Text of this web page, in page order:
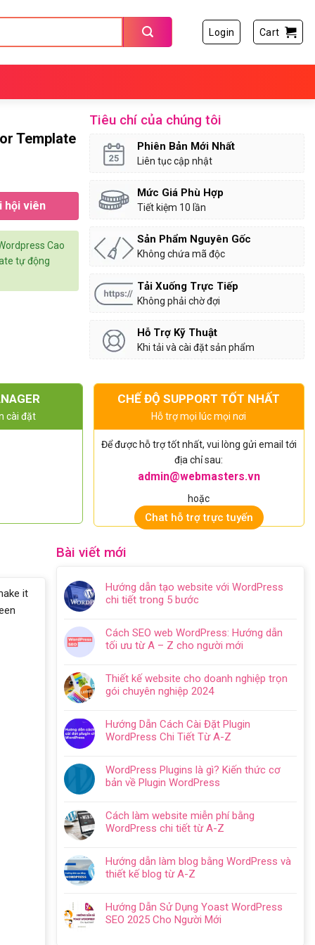
Login Cart
Template
hội viên
Cao
tự động
Tiêu chí của chúng tôi
Phiên Bản Mới Nhất
Liên tục cập nhật
Mức Giá Phù Hợp
Tiết kiệm 10 lần
Sản Phẩm Nguyên Gốc
Không chứa mã độc
Tải Xuống Trực Tiếp
Không phải chờ đợi
Hỗ Trợ Kỹ Thuật
Khi tải và cài đặt sản phẩm
cài đặt
CHẾ ĐỘ SUPPORT TỐT NHẤT
Hỗ trợ mọi lúc mọi nơi
Để được hỗ trợ tốt nhất, vui lòng gửi email tới
địa chỉ sau:
admin@webmasters.vn
hoặc
Chat hỗ trợ trực tuyến
it
Bài viết mới
Hướng dẫn tạo website với WordPress
chi tiết trong 5 bước
bình
luận
Hướng
dẫn
tạo
với
WordPress
tiết
trong
5
Cách SEO web WordPress: Hướng dẫn
tối ưu từ A – Z cho người mới
bình
luận
Cách
SEO
Hướng
dẫn
ưu
từ
A
Z
cho
Thiết kế website cho doanh nghiệp trọn
gói chuyên nghiệp 2024
bình
luận
Thiết
kế
doanh
nghiệp
gói
chuyên
nghiệp
Hướng Dẫn Cách Cài Đặt Plugin
WordPress Chi Tiết Từ A-Z
bình
luận
Hướng
Dẫn
Đặt
Plugin
Chi
Tiết
Từ
WordPress Plugins là gì? Kiến thức cơ
bản về Plugin WordPress
bình
luận
WordPress
Plugins
Kiến
thức
Cách làm website miễn phí bằng
WordPress chi tiết từ A-Z
bình
luận
Cách
làm
Hướng dẫn làm blog bằng WordPress và
thiết kế blog từ A-Z
bình
luận
Hướng Dẫn Sử Dụng Yoast WordPress
SEO 2025 Cho Người Mới